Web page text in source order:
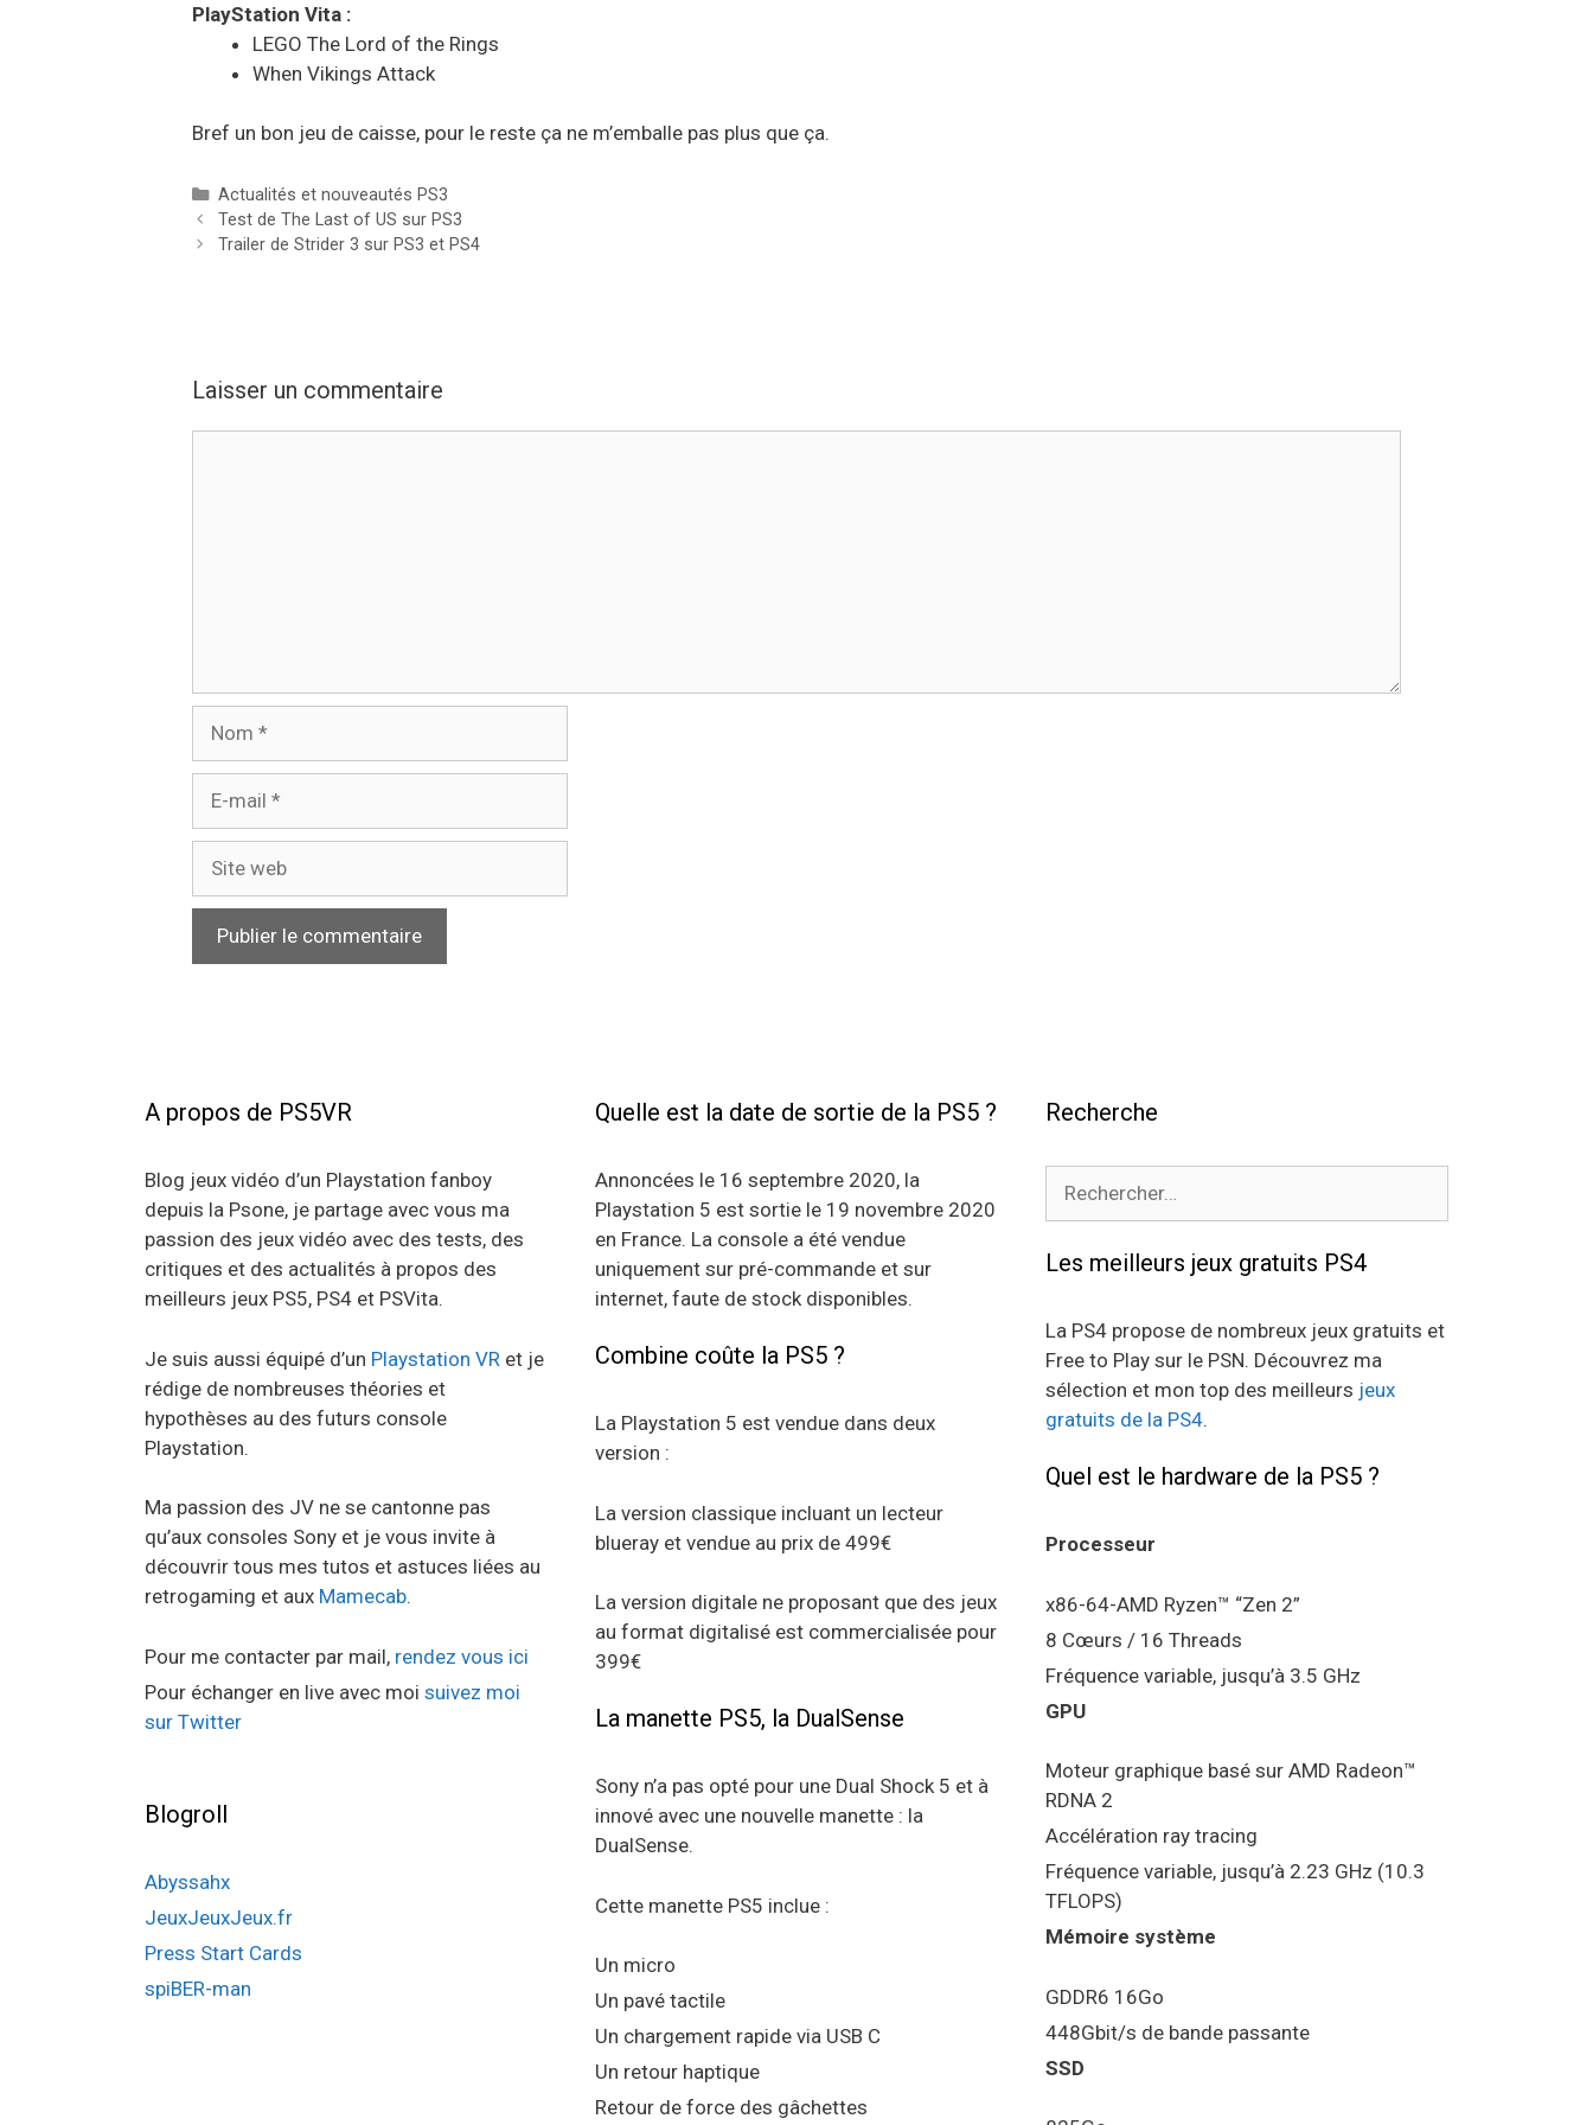
PlayStation Vita :
LEGO The Lord of the Rings
When Vikings Attack
Bref un bon jeu de caisse, pour le reste ça ne m’emballe pas plus que ça.
Catégories
Actualités et nouveautés PS3
Test de The Last of US sur PS3
Trailer de Strider 3 sur PS3 et PS4
Laisser un commentaire
A propos de PS5VR
Blog jeux vidéo d’un Playstation fanboy
depuis la Psone, je partage avec vous ma
passion des jeux vidéo avec des tests, des
critiques et des actualités à propos des
meilleurs jeux PS5, PS4 et PSVita.
Je suis aussi équipé d’un Playstation VR et je
rédige de nombreuses théories et
hypothèses au des futurs console
Playstation.
Ma passion des JV ne se cantonne pas
qu’aux consoles Sony et je vous invite à
découvrir tous mes tutos et astuces liées au
retrogaming et aux Mamecab.
Pour me contacter par mail, rendez vous ici
Pour échanger en live avec moi suivez moi
sur Twitter
Blogroll
Abyssahx
JeuxJeuxJeux.fr
Press Start Cards
spiBER-man
Quelle est la date de sortie de la PS5 ?
Annoncées le 16 septembre 2020, la
Playstation 5 est sortie le 19 novembre 2020
en France. La console a été vendue
uniquement sur pré-commande et sur
internet, faute de stock disponibles.
Combine coûte la PS5 ?
La Playstation 5 est vendue dans deux
version :
La version classique incluant un lecteur
blueray et vendue au prix de 499€
La version digitale ne proposant que des jeux
au format digitalisé est commercialisée pour
399€
La manette PS5, la DualSense
Sony n’a pas opté pour une Dual Shock 5 et à
innové avec une nouvelle manette : la
DualSense.
Cette manette PS5 inclue :
Un micro
Un pavé tactile
Un chargement rapide via USB C
Un retour haptique
Retour de force des gâchettes
Recherche
Les meilleurs jeux gratuits PS4
La PS4 propose de nombreux jeux gratuits et
Free to Play sur le PSN. Découvrez ma
sélection et mon top des meilleurs jeux
gratuits de la PS4.
Quel est le hardware de la PS5 ?
Processeur
x86-64-AMD Ryzen™ “Zen 2”
8 Cœurs / 16 Threads
Fréquence variable, jusqu’à 3.5 GHz
GPU
Moteur graphique basé sur AMD Radeon™
RDNA 2
Accélération ray tracing
Fréquence variable, jusqu’à 2.23 GHz (10.3
TFLOPS)
Mémoire système
GDDR6 16Go
448Gbit/s de bande passante
SSD